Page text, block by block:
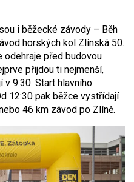
i běžecké závody – Běh
horských kol Zlínská 50.
před budovou
přijdou ti nejmenší,
9:30. Start hlavního
12:30 pak běžce vystřídají
46 km závod po Zlíně.